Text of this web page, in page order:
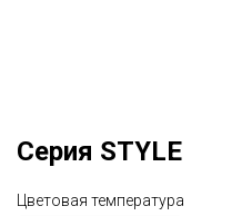
Серия STYLE
Цветовая температура